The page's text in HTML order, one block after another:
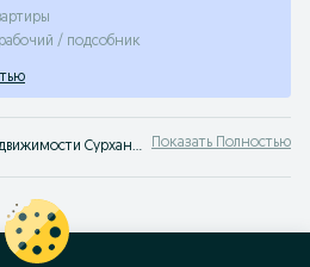
/ подсобник
kunlik — Продажа и аренда недвижимости Сурхандарьинская область ➤ Жилая и коммерческая недвижимость по лучшей цене ✔️ Выбирайте среди множества объявлений недорого на OLX.uz! Показать Полностью